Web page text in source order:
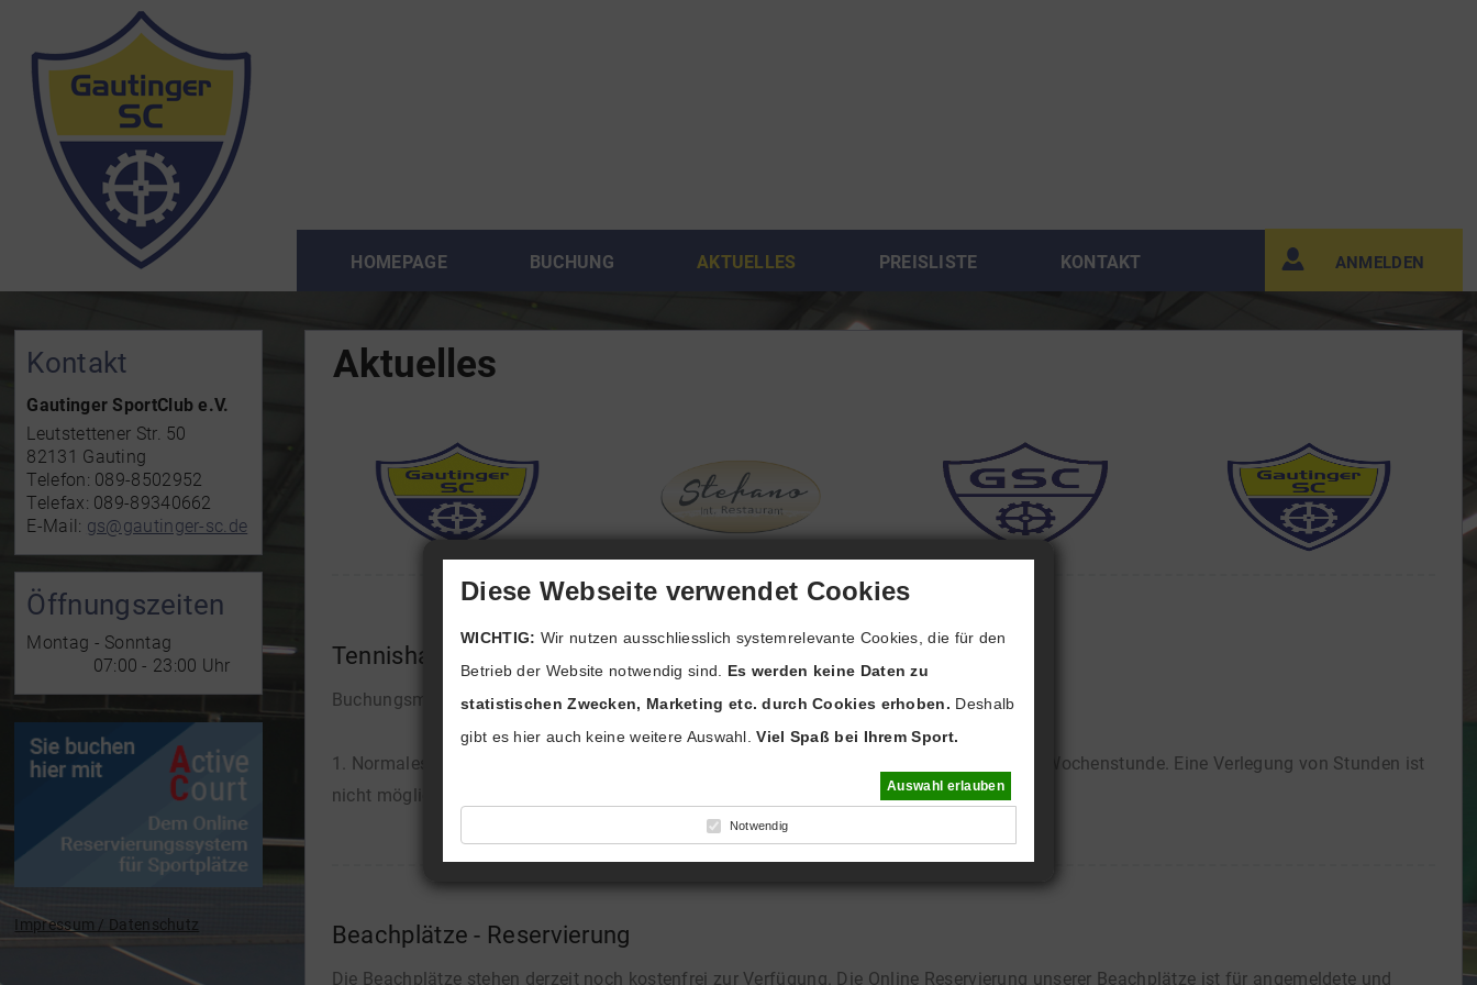
HOMEPAGE BUCHUNG AKTUELLES PREISLISTE KONTAKT ANMELDEN
Aktuelles
Tennishalle - Abonnement - Buchungsmöglichkeiten
Buchungsmöglichkeiten der GSC Tennishalle
1. Normales Abonnement: Der Abonnent mietet für die Saison (1.10. bis 30.4.) eine feste Wochenstunde. Eine Verlegung von Stunden ist
nicht möglich. Eine Anmeldung im Online-Buchungssystem ist
Beachplätze - Reservierung
Die Beachplätze stehen derzeit noch kostenfrei zur Verfügung. Die Online Reservierung unserer Beachplätze ist für angemeldete und
Kontakt
Gautinger SportClub e.V.
Leutstettener Str. 50
82131 Gauting
Telefon: 089-8502952
Telefax: 089-89340662
E-Mail: gs@gautinger-sc.de
Öffnungszeiten
Montag - Sonntag
07:00 - 23:00 Uhr
Impressum / Datenschutz
Diese Webseite verwendet Cookies
WICHTIG: Wir nutzen ausschliesslich systemrelevante Cookies, die für den
Betrieb der Website notwendig sind. Es werden keine Daten zu
statistischen Zwecken, Marketing etc. durch Cookies erhoben. Deshalb
gibt es hier auch keine weitere Auswahl.Viel Spaß bei Ihrem Sport.
Auswahl erlauben
Notwendig